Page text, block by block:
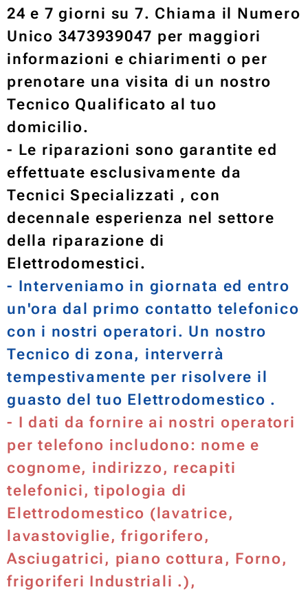
24 e 7 giorni su 7. Chiama il Numero
Unico 3473939047 per maggiori
informazioni e chiarimenti o per
prenotare una visita di un nostro
Tecnico Qualificato al tuo
domicilio.
- Le riparazioni sono garantite ed
effettuate esclusivamente da
Tecnici Specializzati , con
decennale esperienza nel settore
della riparazione di
Elettrodomestici.
- Interveniamo in giornata ed entro
un'ora dal primo contatto telefonico
con i nostri operatori. Un nostro
Tecnico di zona, interverrà
tempestivamente per risolvere il
guasto del tuo Elettrodomestico .
- I dati da fornire ai nostri operatori
per telefono includono: nome e
cognome, indirizzo, recapiti
telefonici, tipologia di
Elettrodomestico (lavatrice,
lavastoviglie, frigorifero,
Asciugatrici, piano cottura, Forno,
frigoriferi Industriali .),